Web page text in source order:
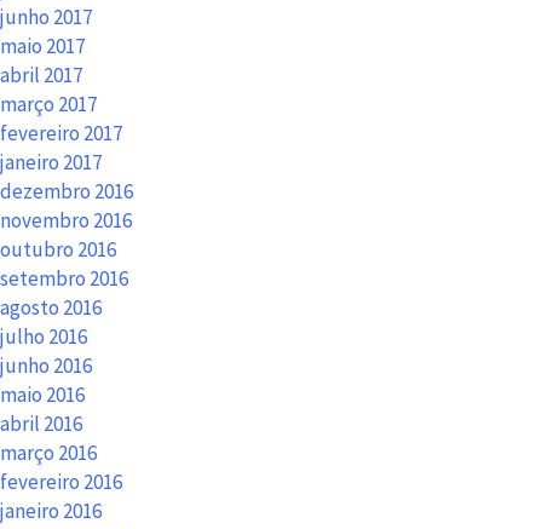
junho 2017
maio 2017
abril 2017
março 2017
fevereiro 2017
janeiro 2017
dezembro 2016
novembro 2016
outubro 2016
setembro 2016
agosto 2016
julho 2016
junho 2016
maio 2016
abril 2016
março 2016
fevereiro 2016
janeiro 2016